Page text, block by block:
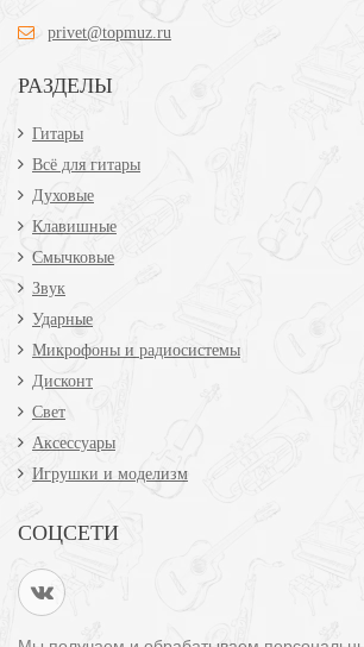
privet@topmuz.ru
РАЗДЕЛЫ
Гитары
Всё для гитары
Духовые
Клавишные
Смычковые
Звук
Ударные
Микрофоны и радиосистемы
Дисконт
Свет
Аксессуары
Игрушки и моделизм
СОЦСЕТИ